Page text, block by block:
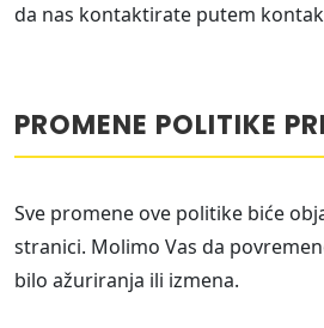
da nas kontaktirate putem
PROMENE POLITIKE
Sve promene ove politike biće
stranici. Molimo Vas da
bilo ažuriranja ili izmena.